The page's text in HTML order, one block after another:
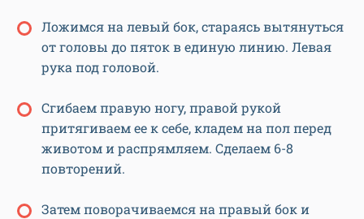
Ложимся на левый бок, стараясь вытянуться
от головы до пяток в единую линию. Левая
рука под головой.
Сгибаем правую ногу, правой рукой
притягиваем ее к себе, кладем на пол перед
животом и распрямляем. Сделаем 6-8
повторений.
Затем поворачиваемся на правый бок и